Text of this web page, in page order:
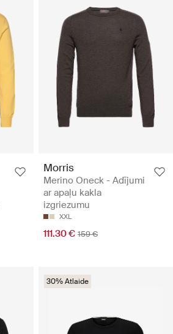
Morris
Merino Oneck - Adījumi
ar apaļu kakla
izgriezumu
XXL
111.30 € 159 €
30% Atlaide